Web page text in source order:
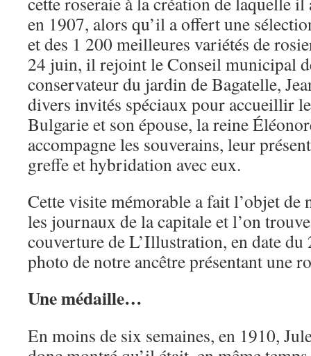
en 1907, alors qu’il a offert une
et des 1 200 meilleures variétés de
24 juin, il rejoint le Conseil municipal
conservateur du jardin de Bagatelle,
divers invités spéciaux pour accueillir
Bulgarie et son épouse, la reine
accompagne les souverains, leur
greffe et hybridation avec eux.
Cette visite mémorable a fait l’objet de
les journaux de la capitale et l’on
couverture de L’Illustration, en date
photo de notre ancêtre présentant une
Une médaille…
En moins de six semaines, en 1910,